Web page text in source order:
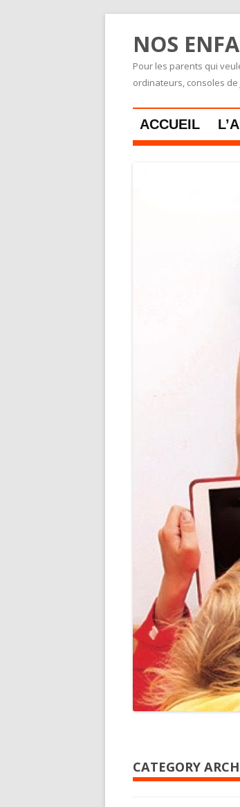
NOS
Pour les parents qui
ordinateurs, consoles
ACCUEIL
CATEGORY